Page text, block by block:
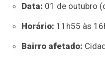
Data: 01 de outubro
Horário: 11h55 às
Bairro afetado: